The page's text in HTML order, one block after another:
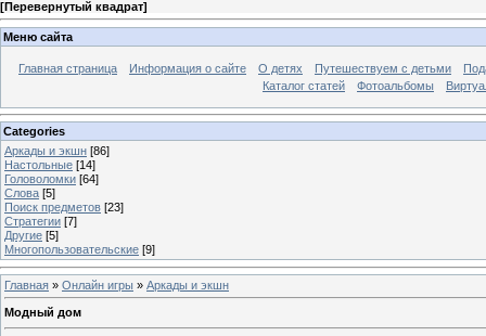
[Перевернутый квадрат]
Меню сайта
Главная страница Информация о сайте О детях Путешествуем с детьми
Каталог статей
Фотоальбомы
Categories
Аркады и экшн [86]
Настольные [14]
Головоломки [64]
Слова [5]
Поиск предметов [23]
Стратегии [7]
Другие [5]
Многопользовательские [9]
Главная » Онлайн игры » Аркады и экшн
Модный дом